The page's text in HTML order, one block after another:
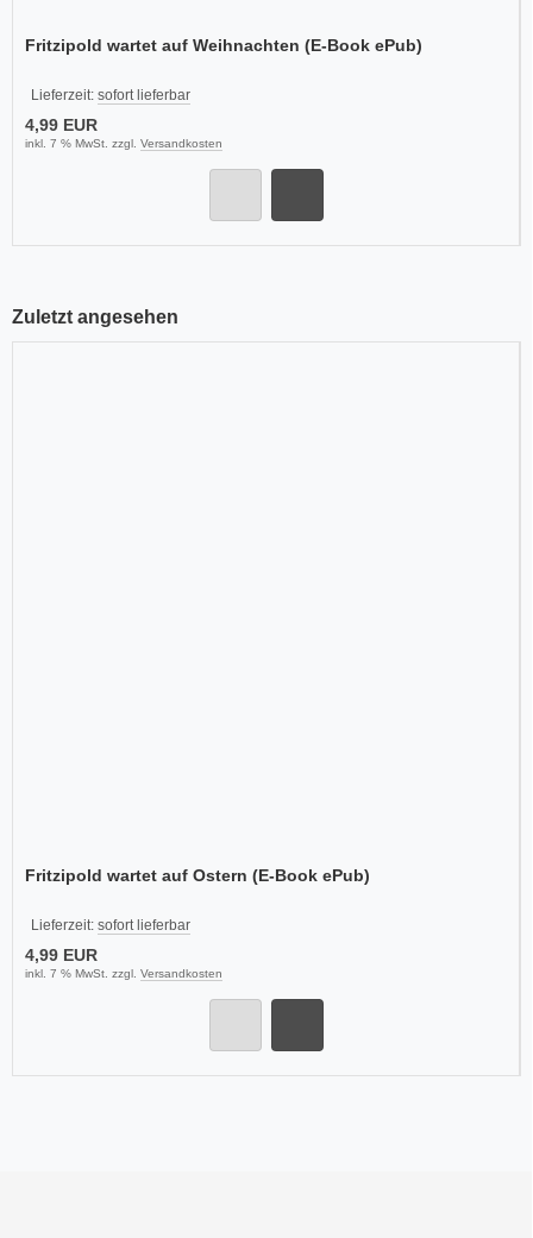
Fritzipold wartet auf Weihnachten (E-Book ePub)
Lieferzeit: sofort lieferbar
4,99 EUR
inkl. 7 % MwSt. zzgl. Versandkosten
Zuletzt angesehen
Fritzipold wartet auf Ostern (E-Book ePub)
Lieferzeit: sofort lieferbar
4,99 EUR
inkl. 7 % MwSt. zzgl. Versandkosten